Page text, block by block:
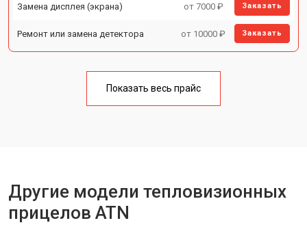
Замена дисплея (экрана) от 7000 ₽ Заказать
Ремонт или замена детектора от 10000 ₽ Заказать
Показать весь прайс
Другие модели тепловизионных
прицелов ATN